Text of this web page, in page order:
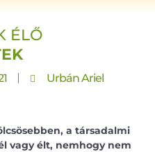
ÉLŐ
Urbán Ariel
a társadalmi
vagy élt, nemhogy nem